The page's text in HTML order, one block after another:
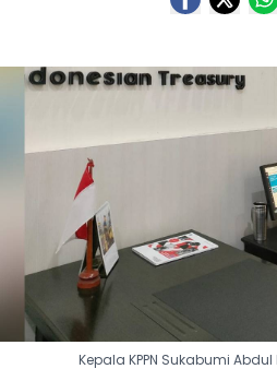
Kepala KPPN Sukabumi